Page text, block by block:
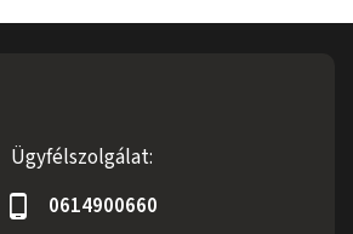
Ügyfélszolgálat:
0614900660